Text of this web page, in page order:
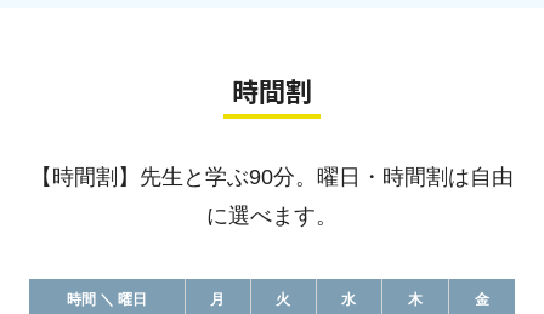
時間割
【時間割】先生と学ぶ90分。曜日・時間割は自由
に選べます。
時間 ＼ 曜日 月 火 水 木 金